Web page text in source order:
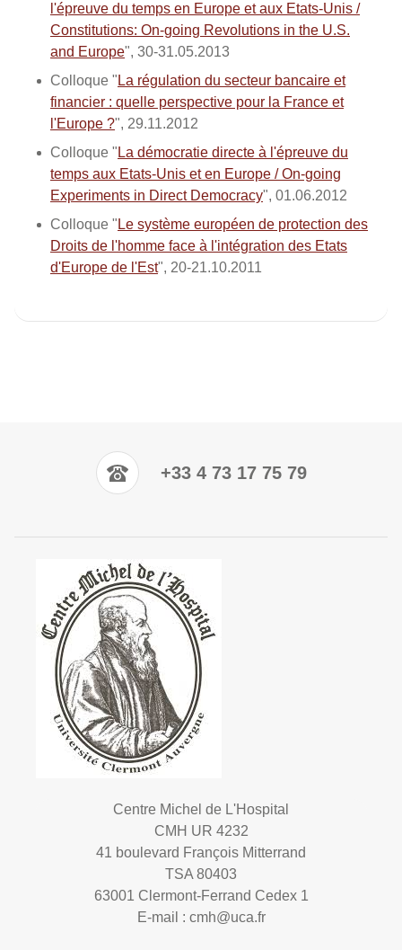
l'épreuve du temps en Europe et aux Etats-Unis /
Constitutions: On-going Revolutions in the U.S.
and Europe", 30-31.05.2013
Colloque "La régulation du secteur bancaire et
financier : quelle perspective pour la France et
l'Europe ?", 29.11.2012
Colloque "La démocratie directe à l'épreuve du
temps aux Etats-Unis et en Europe / On-going
Experiments in Direct Democracy", 01.06.2012
Colloque "Le système européen de protection des
Droits de l'homme face à l'intégration des Etats
d'Europe de l'Est", 20-21.10.2011
+33 4 73 17 75 79
Centre Michel de L'Hospital
CMH UR 4232
41 boulevard François Mitterrand
TSA 80403
63001 Clermont-Ferrand Cedex 1
E-mail : cmh@uca.fr